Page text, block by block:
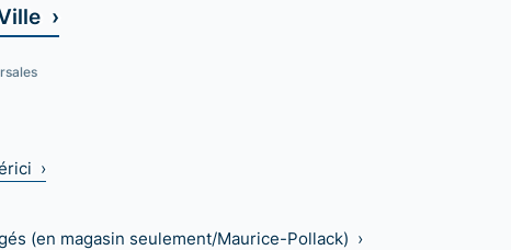
›
›
(en magasin seulement/Maurice-Pollack) ›